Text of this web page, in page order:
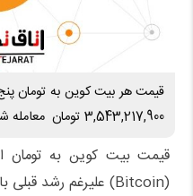
3,543,217,900 تومان معامله شد.
قیمت بیت کوین به تومان امروز